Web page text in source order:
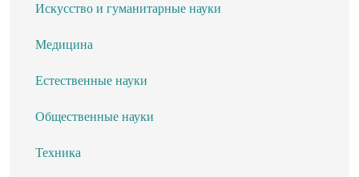
Искусство и гуманитарные науки
Медицина
Естественные науки
Общественные науки
Техника